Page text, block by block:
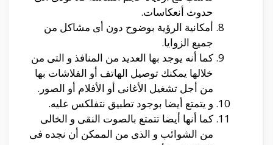
حدوث أنعكاسات.
أمكانية الرؤية بوضوح دون أى مشاكل من
جميع الزوايا.
كما أنه يوجد بها العديد من المنافذ و التى من
خلالها يمكنك توصيل الهاتف أو الفلاشات بها
من أجل تشغيل الأغانى أو الأفلام أو الصور.
و يتمتع أيضا بوجود تطبيق نتفلكس عليه.
كما أنها أيضا تتمتع بالصوت النقى و الخالى
من الشوائب و الذى من الممكن أن نجده فى